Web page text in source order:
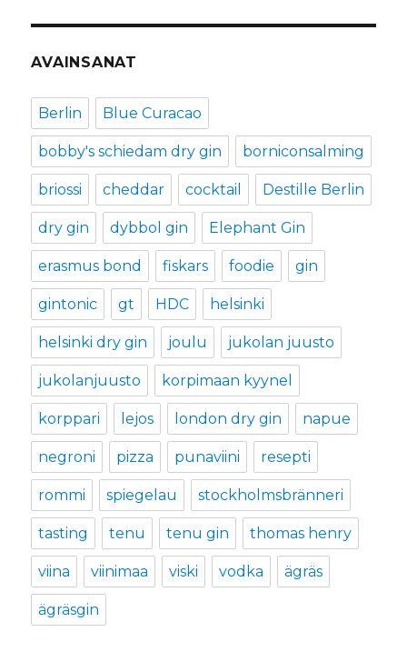
AVAINSANAT
Berlin Blue Curacao
bobby's schiedam dry gin borniconsalming
briossi cheddar cocktail Destille Berlin
dry gin dybbol gin Elephant Gin
erasmus bond fiskars foodie gin
gintonic gt HDC helsinki
helsinki dry gin joulu jukolan juusto
jukolanjuusto korpimaan kyynel
korppari lejos london dry gin napue
negroni pizza punaviini resepti
rommi spiegelau stockholmsbränneri
tasting tenu tenu gin thomas henry
viina viinimaa viski vodka ägräs
ägräsgin